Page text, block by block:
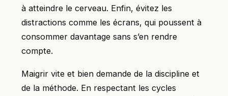
à atteindre le cerveau. Enfin, évitez les
distractions comme les écrans, qui poussent à
consommer davantage sans s’en rendre
compte.
Maigrir vite et bien demande de la discipline et
de la méthode. En respectant les cycles